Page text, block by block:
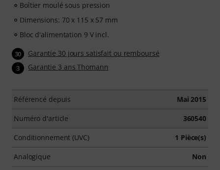
Boîtier moulé sous pression
Dimensions: 70 x 115 x 57 mm
Bloc d'alimentation 9 V incl.
30 Garantie 30 jours satisfait ou remboursé
3 Garantie 3 ans Thomann
Référencé depuis Mai 2015
Numéro d'article 360540
Conditionnement (UVC) 1 Pièce(s)
Analogique Non